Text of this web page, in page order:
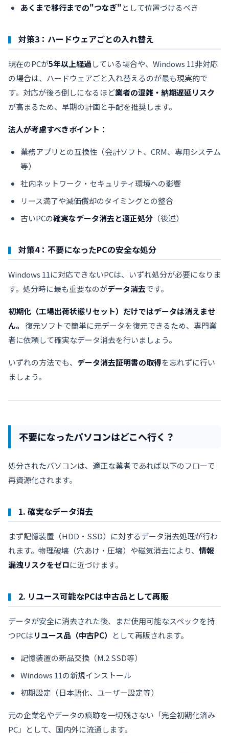
あくまで移行までの"つなぎ"として位置づけるべき
対策3：ハードウェアごとの入れ替え
現在のPCが5年以上経過している場合や、Windows 11非対応
の場合は、ハードウェアごと入れ替えるのが最も現実的で
す。対応が後ろ倒しになるほど業者の混雑・納期遅延リスク
が高まるため、早期の計画と手配を推奨します。
法人が考慮すべきポイント：
業務アプリとの互換性（会計ソフト、CRM、専用システム
等）
社内ネットワーク・セキュリティ環境への影響
リース満了や減価償却のタイミングとの整合
古いPCの確実なデータ消去と適正処分 （後述）
対策4：不要になったPCの安全な処分
Windows 11に対応できないPCは、いずれ処分が必要になりま
す。処分時に最も重要なのがデータ消去です。
初期化（工場出荷状態リセット）だけではデータは消えませ
ん。 復元ソフトで簡単に元データを復元できるため、専門業
者に依頼して確実なデータ消去を行いましょう。
いずれの方法でも、 データ消去証明書の取得を忘れずに行い
ましょう。
不要になったパソコンはどこへ行く？
処分されたパソコンは、適正な業者であれば以下のフローで
再資源化されます。
1. 確実なデータ消去
まず記憶装置（HDD・SSD）に対するデータ消去処理が行わ
れます。物理破壊（穴あけ・圧壊）や磁気消去により、 情報
漏洩リスクをゼロに近づけます。
2. リユース可能なPCは中古品として再販
データが安全に消去された後、まだ使用可能なスペックを持
つPCはリユース品（中古PC） として再販されます。
記憶装置の新品交換（M.2 SSD等）
Windows 11の新規インストール
初期設定（日本語化、ユーザー設定等）
元の企業名やデータの痕跡を一切残さない「完全初期化済み
PC」として、国内外に流通します。